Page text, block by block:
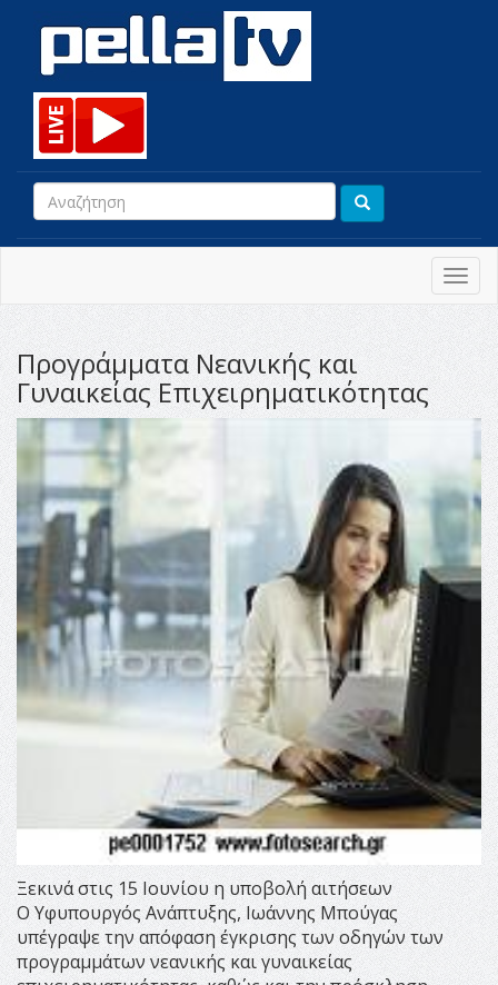
Προγράμματα Νεανικής και
Γυναικείας Επιχειρηματικότητας
Ξεκινά στις 15 Ιουνίου η υποβολή αιτήσεων
Ο Υφυπουργός Ανάπτυξης, Ιωάννης Μπούγας
υπέγραψε την απόφαση έγκρισης των οδηγών των
προγραμμάτων νεανικής και γυναικείας